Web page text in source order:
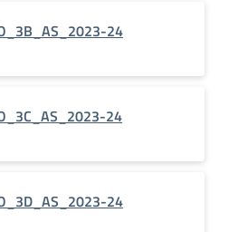
24
24
24